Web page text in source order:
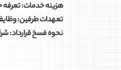
هزینه خدمات: تعرفه
تعهدات طرفین:
نحوه فسخ قرارداد: